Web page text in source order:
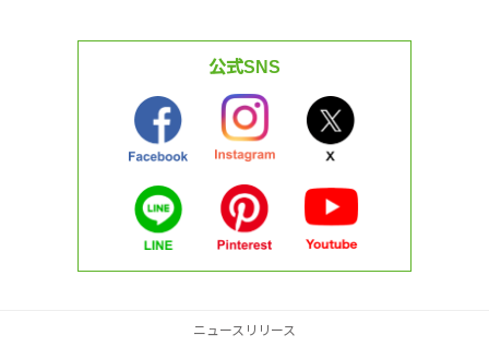
公式SNS
ニュースリリース